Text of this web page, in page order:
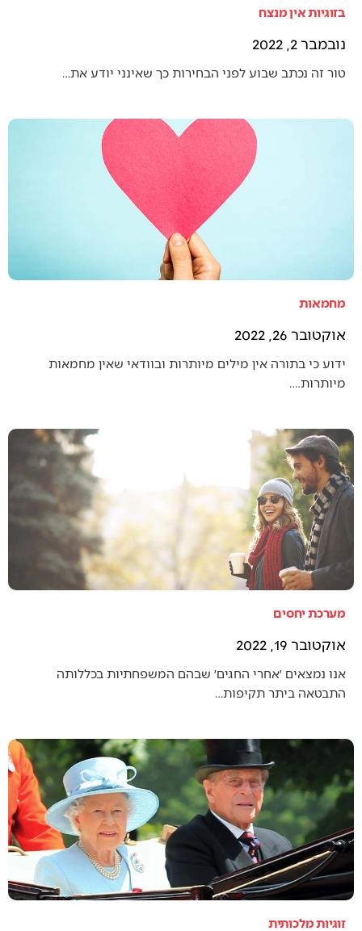
בזוגיות אין מנצח
נובמבר 2, 2022
טור זה נכתב שבוע לפני הבחירות כך שאינני יודע את…
מחמאות
אוקטובר 26, 2022
ידוע כי בתורה אין מילים מיותרות ובוודאי שאין מחמאות
מיותרות.…
מערכת יחסים
אוקטובר 19, 2022
אנו נמצאים ׳אחרי החגים׳ שבהם המשפחתיות בכללותה
התבטאה ביתר תקיפות…
זוגיות מלכותית